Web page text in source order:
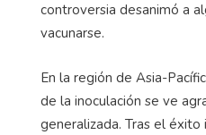
controversia desanimó a
vacunarse.
En la región de Asia-
de la inoculación se ve
generalizada. Tras el éxito